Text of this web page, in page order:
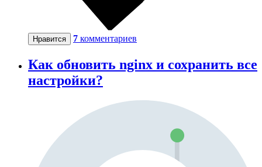
Нравится 7 комментариев
Как обновить nginx и сохранить все
настройки?